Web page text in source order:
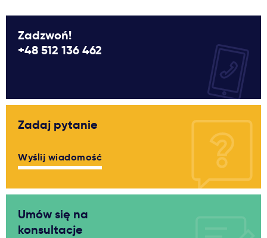
Zadzwoń!
+48 512 136 462
Zadaj pytanie
Wyślij wiadomość
Umów się na
konsultacje